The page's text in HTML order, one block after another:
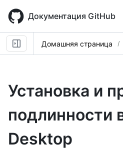
main
content
Документация GitHub
Домашняя страница
Установка и
подлинности
Desktop